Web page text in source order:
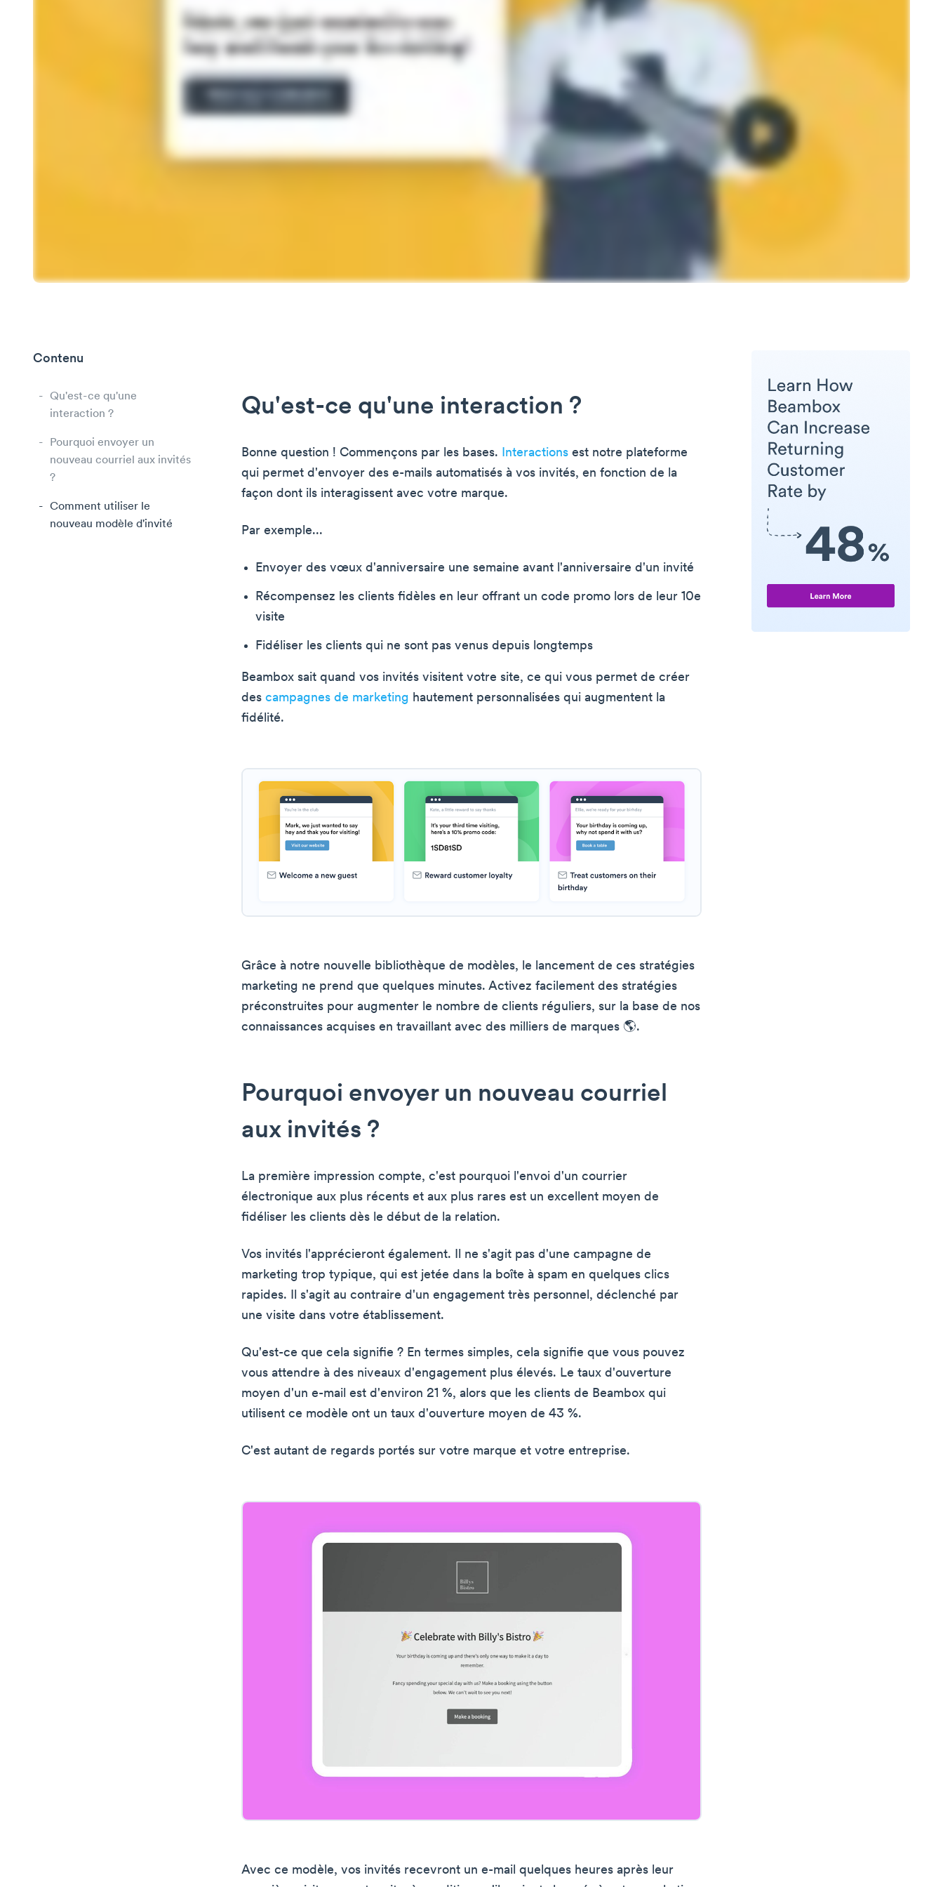
Contenu
Qu'est-ce qu'une
interaction ?
Pourquoi envoyer un
nouveau courriel aux invités
?
Comment utiliser le
nouveau modèle d'invité
Qu'est-ce qu'une interaction ?
Bonne question ! Commençons par les bases. Interactions est notre plateforme
qui permet d'envoyer des e-mails automatisés à vos invités, en fonction de la
façon dont ils interagissent avec votre marque.
Par exemple...
Envoyer des vœux d'anniversaire une semaine avant l'anniversaire d'un invité
Récompensez les clients fidèles en leur offrant un code promo lors de leur 10e
visite
Fidéliser les clients qui ne sont pas venus depuis longtemps
Beambox sait quand vos invités visitent votre site, ce qui vous permet de créer
des campagnes de marketing hautement personnalisées qui augmentent la
fidélité.
Grâce à notre nouvelle bibliothèque de modèles, le lancement de ces stratégies
marketing ne prend que quelques minutes. Activez facilement des stratégies
préconstruites pour augmenter le nombre de clients réguliers, sur la base de nos
connaissances acquises en travaillant avec des milliers de marques 🌎.
Pourquoi envoyer un nouveau courriel
aux invités ?
La première impression compte, c'est pourquoi l'envoi d'un courrier
électronique aux plus récents et aux plus rares est un excellent moyen de
fidéliser les clients dès le début de la relation.
Vos invités l'apprécieront également. Il ne s'agit pas d'une campagne de
marketing trop typique, qui est jetée dans la boîte à spam en quelques clics
rapides. Il s'agit au contraire d'un engagement très personnel, déclenché par
une visite dans votre établissement.
Qu'est-ce que cela signifie ? En termes simples, cela signifie que vous pouvez
vous attendre à des niveaux d'engagement plus élevés. Le taux d'ouverture
moyen d'un e-mail est d'environ 21 %, alors que les clients de Beambox qui
utilisent ce modèle ont un taux d'ouverture moyen de 43 %.
C'est autant de regards portés sur votre marque et votre entreprise.
Avec ce modèle, vos invités recevront un e-mail quelques heures après leur